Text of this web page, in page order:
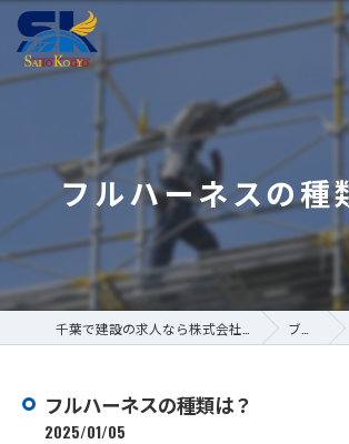
フルハーネスの種
ブログ
フルハーネスの種類は？
2025/01/05